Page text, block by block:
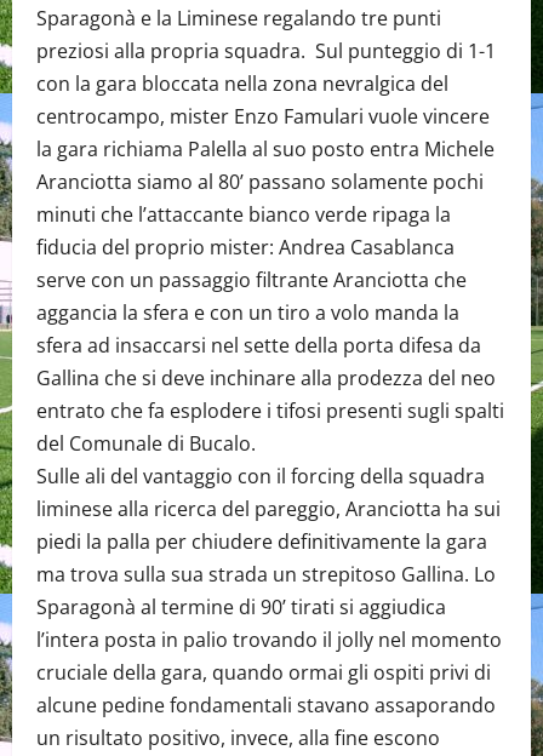
Sparagonà e la Liminese regalando tre punti
preziosi alla propria squadra. Sul punteggio di 1-1
con la gara bloccata nella zona nevralgica del
centrocampo, mister Enzo Famulari vuole vincere
la gara richiama Palella al suo posto entra Michele
Aranciotta siamo al 80’ passano solamente pochi
minuti che l’attaccante bianco verde ripaga la
fiducia del proprio mister: Andrea Casablanca
serve con un passaggio filtrante Aranciotta che
aggancia la sfera e con un tiro a volo manda la
sfera ad insaccarsi nel sette della porta difesa da
Gallina che si deve inchinare alla prodezza del neo
entrato che fa esplodere i tifosi presenti sugli spalti
del Comunale di Bucalo.
Sulle ali del vantaggio con il forcing della squadra
liminese alla ricerca del pareggio, Aranciotta ha sui
piedi la palla per chiudere definitivamente la gara
ma trova sulla sua strada un strepitoso Gallina. Lo
Sparagonà al termine di 90’ tirati si aggiudica
l’intera posta in palio trovando il jolly nel momento
cruciale della gara, quando ormai gli ospiti privi di
alcune pedine fondamentali stavano assaporando
un risultato positivo, invece, alla fine escono